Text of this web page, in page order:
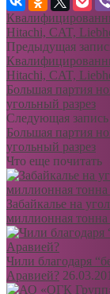
Hitachi, CAT,
Предыдущая
Hitachi, CAT,
Большая партия
угольный разрез
Следующая запись
Большая партия
угольный разрез
Что еще почитать
Забайкалье на
миллионная тонна
Чили благодаря
Аравией?